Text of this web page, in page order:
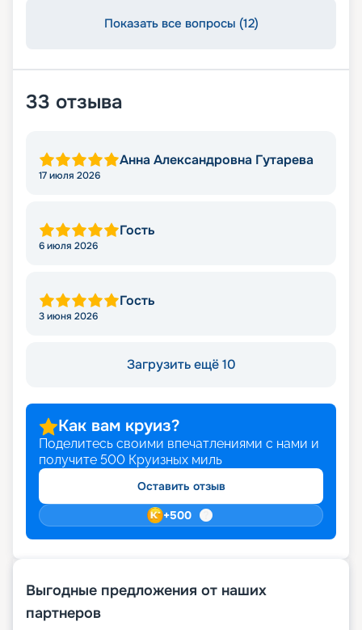
Показать все вопросы (12)
33 отзыва
Анна Александровна Гутарева
17 июля 2026
Гость
6 июля 2026
Гость
3 июня 2026
Загрузить ещё 10
Как вам круиз?
Поделитесь своими впечатлениями с нами и
получите 500 Круизных миль
Оставить отзыв
+500
Выгодные предложения от наших
партнеров